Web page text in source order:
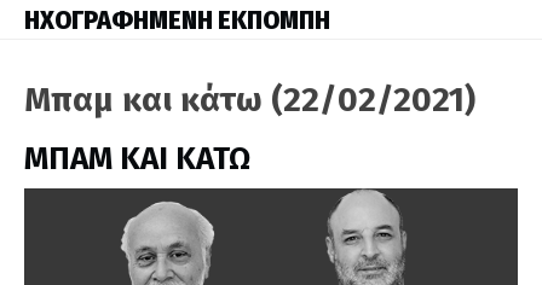
ΗΧΟΓΡΑΦΗΜΕΝΗ ΕΚΠΟΜΠΗ
Μπαμ και κάτω (22/02/2021)
ΜΠΑΜ ΚΑΙ ΚΑΤΩ